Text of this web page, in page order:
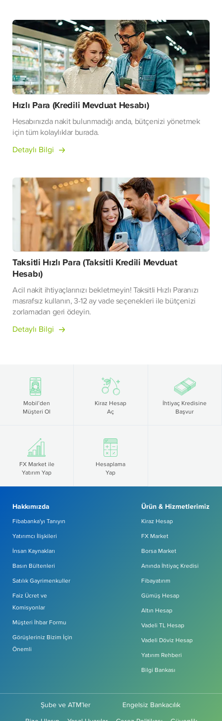
Hızlı Para (Kredili Mevduat Hesabı)
Hesabınızda nakit bulunmadığı anda, bütçenizi yönetmek
için tüm kolaylıklar burada.
Detaylı Bilgi
Taksitli Hızlı Para (Taksitli Kredili Mevduat
Hesabı)
Acil nakit ihtiyaçlarınızı bekletmeyin! Taksitli Hızlı Paranızı
masrafsız kullanın, 3-12 ay vade seçenekleri ile bütçenizi
zorlamadan geri ödeyin.
Detaylı Bilgi
Mobil’den
Müşteri Ol
Kiraz Hesap
Aç
İhtiyaç Kredisine
Başvur
FX Market ile
Yatırım Yap
Hesaplama
Yap
Hakkımızda
Fibabanka'yı Tanıyın
Yatırımcı İlişkileri
İnsan Kaynakları
Basın Bültenleri
Satılık Gayrimenkuller
Faiz Ücret ve
Komisyonlar
Müşteri İhbar Formu
Görüşleriniz Bizim İçin
Önemli
Ürün & Hizmetlerimiz
Kiraz Hesap
FX Market
Borsa Market
Anında İhtiyaç Kredisi
Fibayatırım
Gümüş Hesap
Altın Hesap
Vadeli TL Hesap
Vadeli Döviz Hesap
Yatırım Rehberi
Bilgi Bankası
Şube ve ATM’ler
Engelsiz Bankacılık